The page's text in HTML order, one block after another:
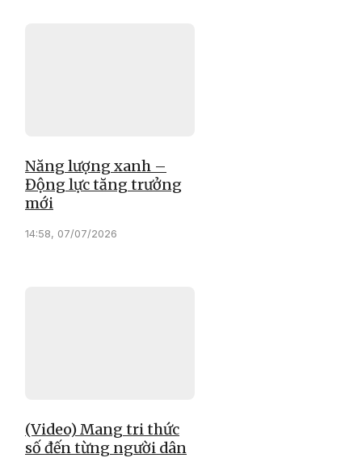
Năng lượng xanh –
Động lực tăng trưởng
mới
14:58, 07/07/2026
(Video) Mang tri thức
số đến từng người dân